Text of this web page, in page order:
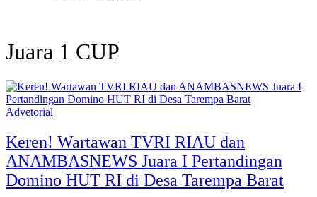
Juara 1 CUP
Advetorial
Keren! Wartawan TVRI RIAU dan
ANAMBASNEWS Juara I Pertandingan
Domino HUT RI di Desa Tarempa Barat